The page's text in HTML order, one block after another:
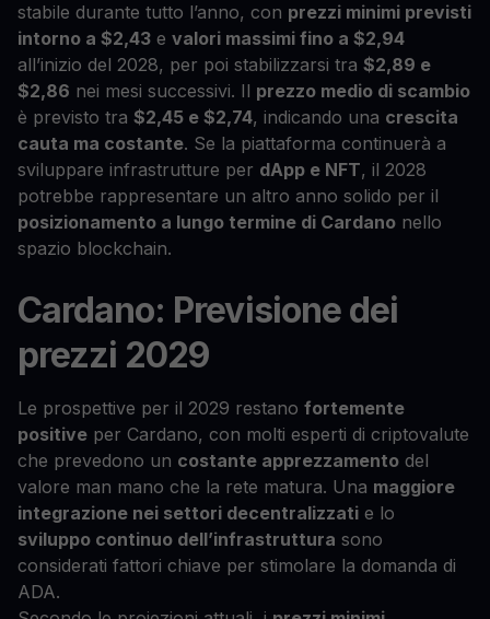
stabile durante tutto l’anno, con prezzi minimi previsti
intorno a $2,43 e valori massimi fino a $2,94
all’inizio del 2028, per poi stabilizzarsi tra $2,89 e
$2,86 nei mesi successivi. Il prezzo medio di scambio
è previsto tra $2,45 e $2,74, indicando una crescita
cauta ma costante. Se la piattaforma continuerà a
sviluppare infrastrutture per dApp e NFT, il 2028
potrebbe rappresentare un altro anno solido per il
posizionamento a lungo termine di Cardano nello
spazio blockchain.
Cardano: Previsione dei
prezzi 2029
Le prospettive per il 2029 restano fortemente
positive per Cardano, con molti esperti di criptovalute
che prevedono un costante apprezzamento del
valore man mano che la rete matura. Una maggiore
integrazione nei settori decentralizzati e lo
sviluppo continuo dell’infrastruttura sono
considerati fattori chiave per stimolare la domanda di
ADA.